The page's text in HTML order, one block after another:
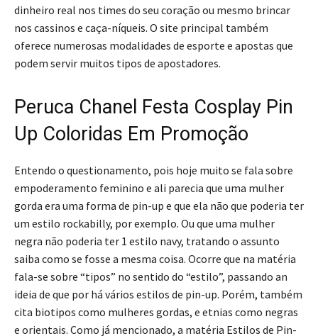
dinheiro real nos times do seu coração ou mesmo brincar
nos cassinos e caça-níqueis. O site principal também
oferece numerosas modalidades de esporte e apostas que
podem servir muitos tipos de apostadores.
Peruca Chanel Festa Cosplay Pin
Up Coloridas Em Promoção
Entendo o questionamento, pois hoje muito se fala sobre
empoderamento feminino e ali parecia que uma mulher
gorda era uma forma de pin-up e que ela não que poderia ter
um estilo rockabilly, por exemplo. Ou que uma mulher
negra não poderia ter 1 estilo navy, tratando o assunto
saiba como se fosse a mesma coisa. Ocorre que na matéria
fala-se sobre “tipos” no sentido do “estilo”, passando an
ideia de que por há vários estilos de pin-up. Porém, também
cita biotipos como mulheres gordas, e etnias como negras
e orientais. Como já mencionado, a matéria Estilos de Pin-